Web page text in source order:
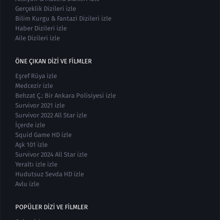
Gerçeklik Dizileri izle
Bilim Kurgu & Fantazi Dizileri izle
Haber Dizileri izle
Aile Dizileri izle
ÖNE ÇIKAN DIZI VE FILMLER
Eşref Rüya izle
Medcezir izle
Behzat Ç.: Bir Ankara Polisiyesi izle
Survivor 2021 izle
Survivor 2022 All Star izle
İçerde izle
Squid Game HD izle
Aşk 101 izle
Survivor 2024 All Star izle
Yeraltı izle izle
Hudutsuz Sevda HD izle
Avlu izle
POPÜLER DIZI VE FILMLER